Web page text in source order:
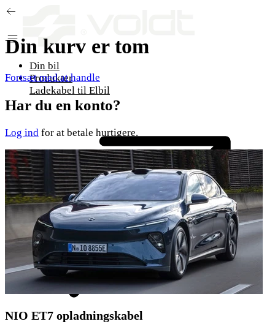
Gå til indhold
Din bil
Produkter
Ladekabel til Elbil
Din kurv er tom
Fortsæt med at handle
Har du en konto?
Log ind for at betale hurtigere.
NIO ET7 opladningskabel